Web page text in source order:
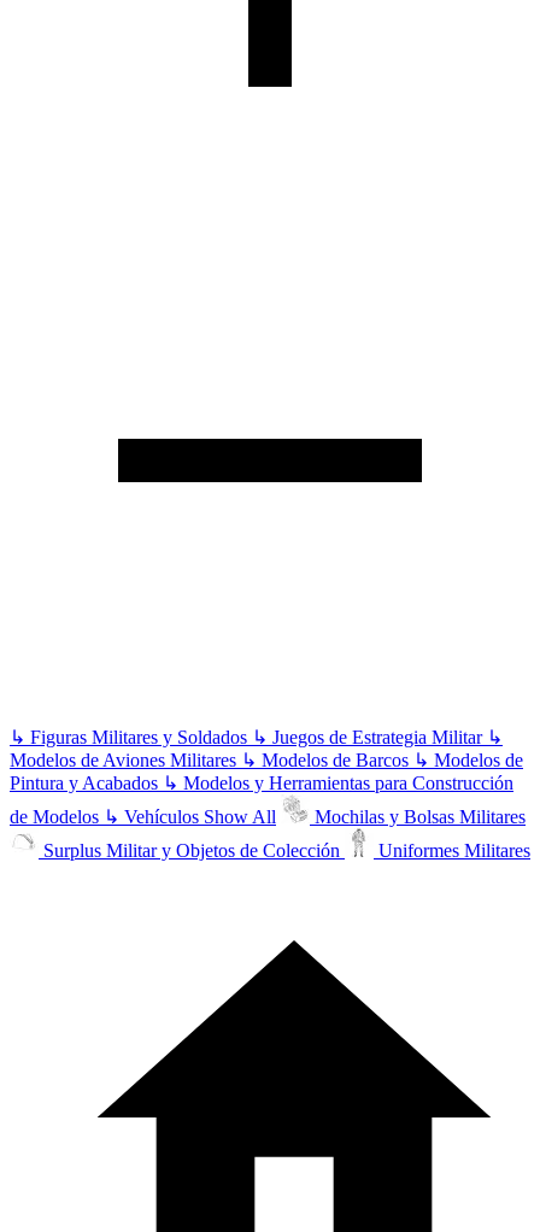
↳ Figuras Militares y Soldados ↳ Juegos de Estrategia Militar ↳
Modelos de Aviones Militares ↳ Modelos de Barcos ↳ Modelos de
Pintura y Acabados ↳ Modelos y Herramientas para Construcción
de Modelos ↳ Vehículos Show All
Mochilas y Bolsas Militares
Surplus Militar y Objetos de Colección
Uniformes Militares